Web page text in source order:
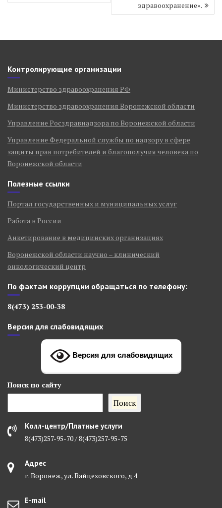
здравоохранение».
Контролирующие организации
Министерство здравоохранения РФ
Министерство здравоохранения Воронежской области
Управление Росздравнадзора по Воронежской области
Управление Федеральной службы по надзору в сфере
защиты прав потребителей и благополучия человека по
Воронежской области
Полезные ссылки
Портал государственных и муниципальных услуг
Работа в России
Анкетирование в медицинских организациях
Воронежской области научно – клинический
онкологический центр
По фактам коррупции обращаться по телефону:
8(473) 253-00-38
Версия для слабовидящих
Версия для слабовидящих
Поиск по сайту
Поиск
Колл-центр/Платные услуги
8(473)257-95-70 / 8(473)257-95-75
Адрес
г. Воронеж, ул. Вайцеховского, д 4
E-mail